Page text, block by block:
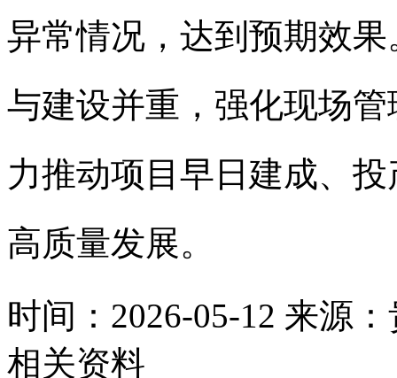
异常情况，达到预期效
与建设并重，强化现场
力推动项目早日建成、
高质量发展。
时间：2026-05-12 来源
相关资料